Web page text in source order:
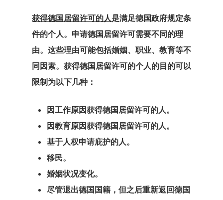
获得德国居留许可的人是满足德国政府规定条
件的个人。申请德国居留许可需要不同的理
由。这些理由可能包括婚姻、职业、教育等不
同因素。获得德国居留许可的个人的目的可以
限制为以下几种：
因工作原因获得德国居留许可的人。
因教育原因获得德国居留许可的人。
基于人权申请庇护的人。
移民。
婚姻状况变化。
尽管退出德国国籍，但之后重新返回德国
拉脱维亚
拉脱维亚创业
计划
支付
支付失败